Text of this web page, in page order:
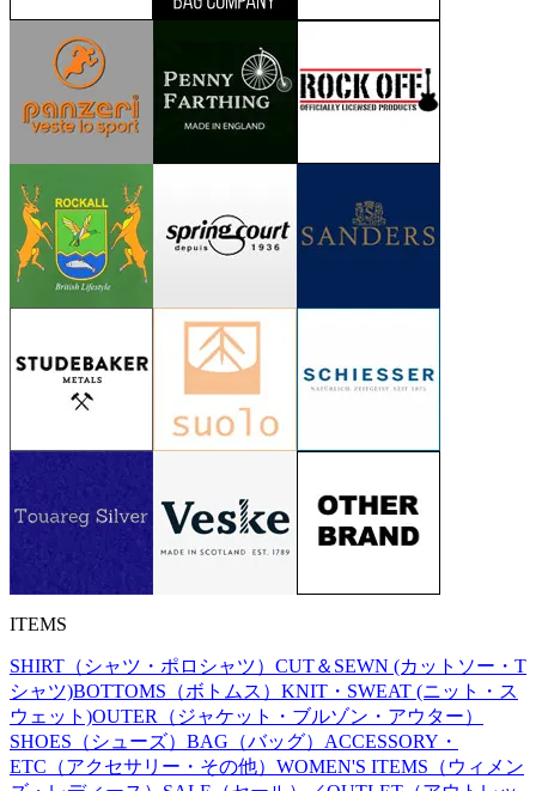
ITEMS
SHIRT（シャツ・ポロシャツ） CUT＆SEWN (カットソー・T
シャツ)BOTTOMS（ボトムス） KNIT・SWEAT (ニット・ス
ウェット)OUTER（ジャケット・ブルゾン・アウター）
SHOES（シューズ） BAG（バッグ） ACCESSORY・
ETC（アクセサリー・その他） WOMEN'S ITEMS（ウィメン